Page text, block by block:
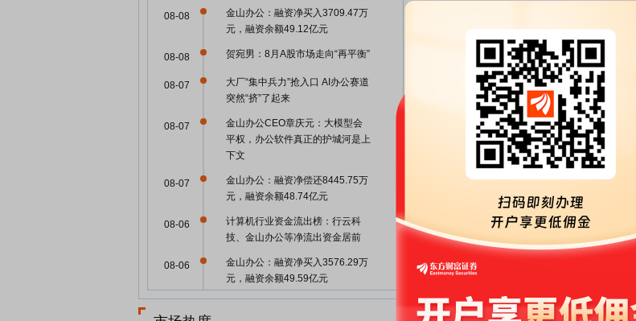
金山办公：融资净买入3709.47万
元，融资余额49.12亿元
08-08
贺宛男：8月A股市场走向“再平衡”
08-08
大厂“集中兵力”抢入口 AI办公赛道
突然“挤”了起来
08-07
金山办公CEO章庆元：大模型会
平权，办公软件真正的护城河是上
下文
08-07
金山办公：融资净偿还8445.75万
元，融资余额48.74亿元
08-07
计算机行业资金流出榜：行云科
技、金山办公等净流出资金居前
08-06
金山办公：融资净买入3576.29万
元，融资余额49.59亿元
08-06
价交易方式回购公司股份的进展公
告
金山办公:金山办公关于完成市场
主体变更登记并换发营业执照的公
告
金山办公:金山办公关于2026年半
年度业绩预告的自愿性披露公告
金山办公:金山办公关于以集中竞
告
金山办公:金山办公关于以集中竞
价交易方式首次回购公司股份暨回
购进展的公告
07-08
事项前十大股东和前十大无限售条
件股东持股信息的公告